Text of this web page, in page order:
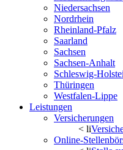
Niedersachsen
Nordrhein
Rheinland-Pfalz
Saarland
Sachsen
Sachsen-Anhalt
Schleswig-
Thüringen
Westfalen-Lippe
Leistungen
Versicherungen
< li
Online-